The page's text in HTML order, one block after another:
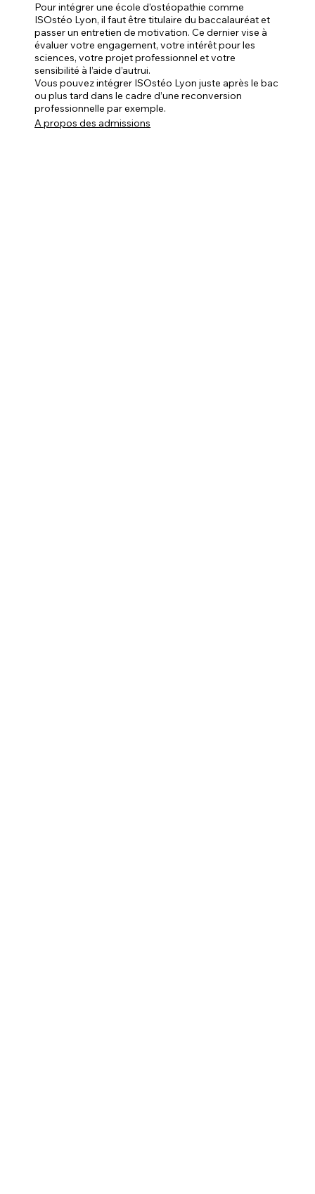
Pour intégrer une école d’ostéopathie comme
ISOstéo Lyon, il faut être titulaire du baccalauréat et
passer un entretien de motivation. Ce dernier vise à
évaluer votre engagement, votre intérêt pour les
sciences, votre projet professionnel et votre
sensibilité à l’aide d’autrui.
Vous pouvez intégrer ISOstéo Lyon juste après le bac
ou plus tard dans le cadre d’une reconversion
professionnelle par exemple.
A propos des admissions